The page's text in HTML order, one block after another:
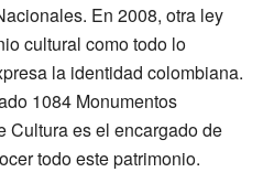
En 2008, otra ley
cultural como todo lo
la identidad colombiana.
1084 Monumentos
Cultura es el encargado de
todo este patrimonio.